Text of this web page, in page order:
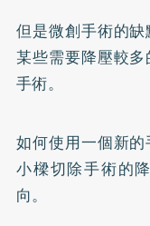
但是微創手術的
某些需要降壓較
手術。
如何使用一個新
小樑切除手術的
向。